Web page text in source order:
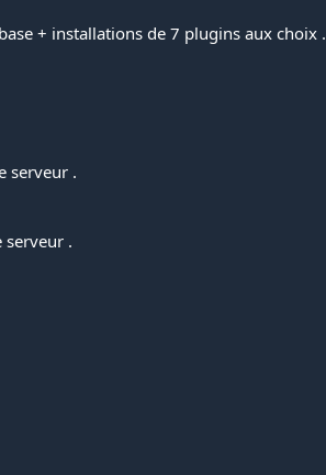
+ installations de 7 plugins aux choix .
serveur .
.